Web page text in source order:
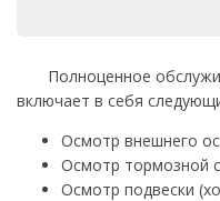
Полноценное
включает в себя
Осмотр внешнего
Осмотр тормозной
Осмотр подвески